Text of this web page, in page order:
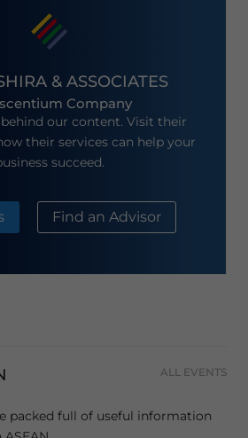
& ASSOCIATES
Company
our content. Visit their
their services can help your
succeed.
Find an Advisor
ALL EVENTS
packed full of useful information